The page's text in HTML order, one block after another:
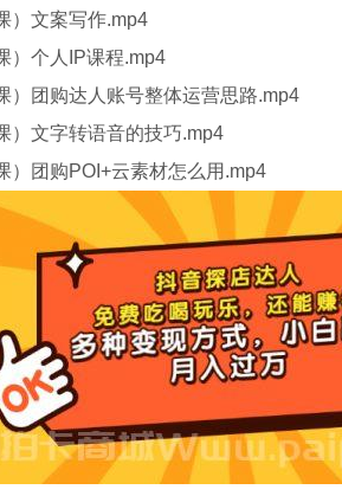
）文案写作.mp4
）个人IP课程.mp4
）团购达人账号整体运营思路.mp4
）文字转语音的技巧.mp4
）团购POI+云素材怎么用.mp4